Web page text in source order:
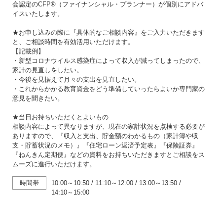
会認定のCFP®（ファイナンシャル・プランナー）が個別にアドバ
イスいたします。
★お申し込みの際に『具体的なご相談内容』をご入力いただきます
と、ご相談時間を有効活用いただけます。
【記載例】
・新型コロナウイルス感染症によって収入が減ってしまったので、
家計の見直しをしたい。
・今後を見据えて月々の支出を見直したい。
・これからかかる教育資金をどう準備していったらよいか専門家の
意見を聞きたい。
★当日お持ちいただくとよいもの
相談内容によって異なりますが、現在の家計状況を点検する必要が
ありますので、『収入と支出、貯金額のわかるもの（家計簿や収
支・貯蓄状況のメモ）』『住宅ローン返済予定表』『保険証券』
『ねんきん定期便』などの資料をお持ちいただきますとご相談をス
ムーズに進行いただけます。
時間帯 10:00～10:50 / 11:10～12:00 / 13:00～13:50 /
14:10～15:00